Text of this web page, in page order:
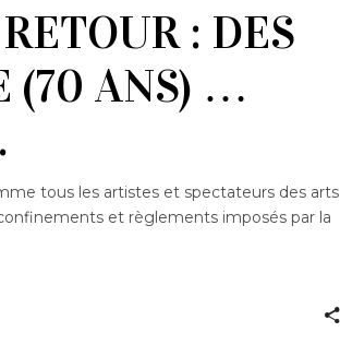
: DES
(70 ANS) …
tous les artistes et spectateurs des arts
et règlements imposés par la